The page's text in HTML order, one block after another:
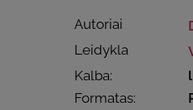
Autoriai
Leidykla
Kalba:
Formatas: